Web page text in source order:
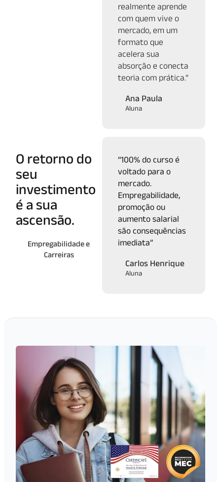
realmente aprende
com quem vive o
mercado, em um
formato que
acelera sua
absorção e conecta
teoria com prática.”
Ana Paula
Aluna
O retorno do
seu
investimento
é a sua
ascensão.
Empregabilidade e
Carreiras
“100% do curso é
voltado para o
mercado.
Empregabilidade,
promoção ou
aumento salarial
são consequências
imediata”
Carlos Henrique
Aluna